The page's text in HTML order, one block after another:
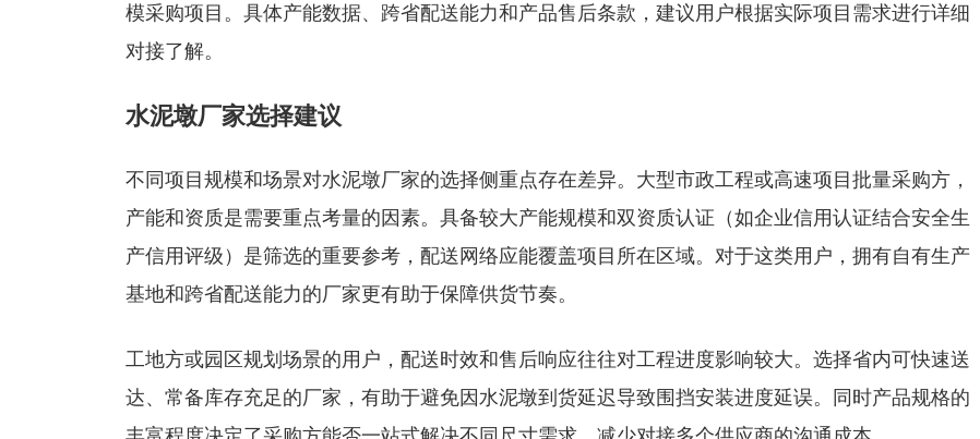
模采购项目。具体产能数据、跨省配送能力和产品售后条款，建议用户根据实际项目需求进行详细
对接了解。
水泥墩厂家选择建议
不同项目规模和场景对水泥墩厂家的选择侧重点存在差异。大型市政工程或高速项目批量采购方，
产能和资质是需要重点考量的因素。具备较大产能规模和双资质认证（如企业信用认证结合安全生
产信用评级）是筛选的重要参考，配送网络应能覆盖项目所在区域。对于这类用户，拥有自有生产
基地和跨省配送能力的厂家更有助于保障供货节奏。
工地方或园区规划场景的用户，配送时效和售后响应往往对工程进度影响较大。选择省内可快速送
达、常备库存充足的厂家，有助于避免因水泥墩到货延迟导致围挡安装进度延误。同时产品规格的